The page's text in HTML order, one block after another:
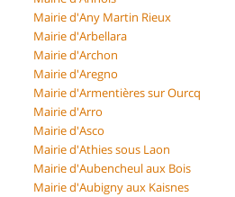
Mairie d'Any Martin Rieux
Mairie d'Arbellara
Mairie d'Archon
Mairie d'Aregno
Mairie d'Armentières sur Ourcq
Mairie d'Arro
Mairie d'Asco
Mairie d'Athies sous Laon
Mairie d'Aubencheul aux Bois
Mairie d'Aubigny aux Kaisnes